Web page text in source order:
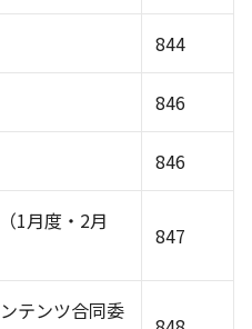
844
846
846
1月度・2月
847
テンツ合同委